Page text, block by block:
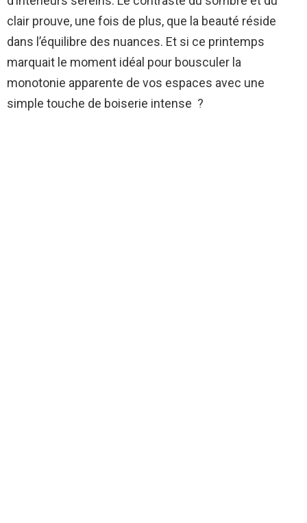
clair prouve, une fois de plus, que la beauté réside
dans l’équilibre des nuances. Et si ce printemps
marquait le moment idéal pour bousculer la
monotonie apparente de vos espaces avec une
simple touche de boiserie intense ?